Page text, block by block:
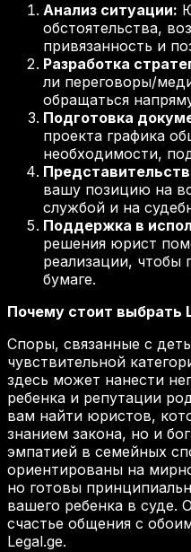
Анализ ситуации:
обстоятельства,
привязанность и
Разработка
ли переговоры/
обращаться
Подготовка
проекта графика
необходимости,
вашу позицию на
службой и на
Поддержка в
решения юрист
реализации, чтобы
бумаге.
Почему стоит выбрать
Споры, связанные с
чувствительной
здесь может нанести
ребенка и репутации
вам найти юристов,
знанием закона, но и
эмпатией в семейных
ориентированы на
но готовы
вашего ребенка в суде.
счастье общения с
Legal.ge.